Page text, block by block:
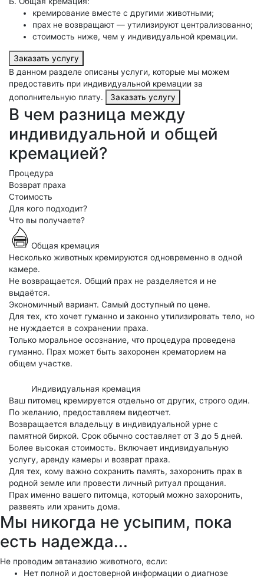
кремирование вместе с другими животными;
прах не возвращают — утилизируют централизованно;
стоимость ниже, чем у индивидуальной кремации.
Заказать услугу
В данном разделе описаны услуги, которые мы можем
предоставить при индивидуальной кремации за
дополнительную плату.
Заказать услугу
В чем разница между
индивидуальной и общей
кремацией?
Процедура
Возврат праха
Стоимость
Для кого подходит?
Что вы получаете?
Общая кремация
Несколько животных кремируются одновременно в одной
камере.
Не возвращается. Общий прах не разделяется и не
выдаётся.
Экономичный вариант. Самый доступный по цене.
Для тех, кто хочет гуманно и законно утилизировать тело, но
не нуждается в сохранении праха.
Только моральное осознание, что процедура проведена
гуманно. Прах может быть захоронен крематорием на
общем участке.
Индивидуальная кремация
Ваш питомец кремируется отдельно от других, строго один.
По желанию, предоставляем видеотчет.
Возвращается владельцу в индивидуальной урне с
памятной биркой. Срок обычно составляет от 3 до 5 дней.
Более высокая стоимость. Включает индивидуальную
услугу, аренду камеры и возврат праха.
Для тех, кому важно сохранить память, захоронить прах в
родной земле или провести личный ритуал прощания.
Прах именно вашего питомца, который можно захоронить,
развеять или хранить дома.
Мы никогда не усыпим, пока
есть надежда...
Не проводим эвтаназию животного, если:
Нет полной и достоверной информации о диагнозе